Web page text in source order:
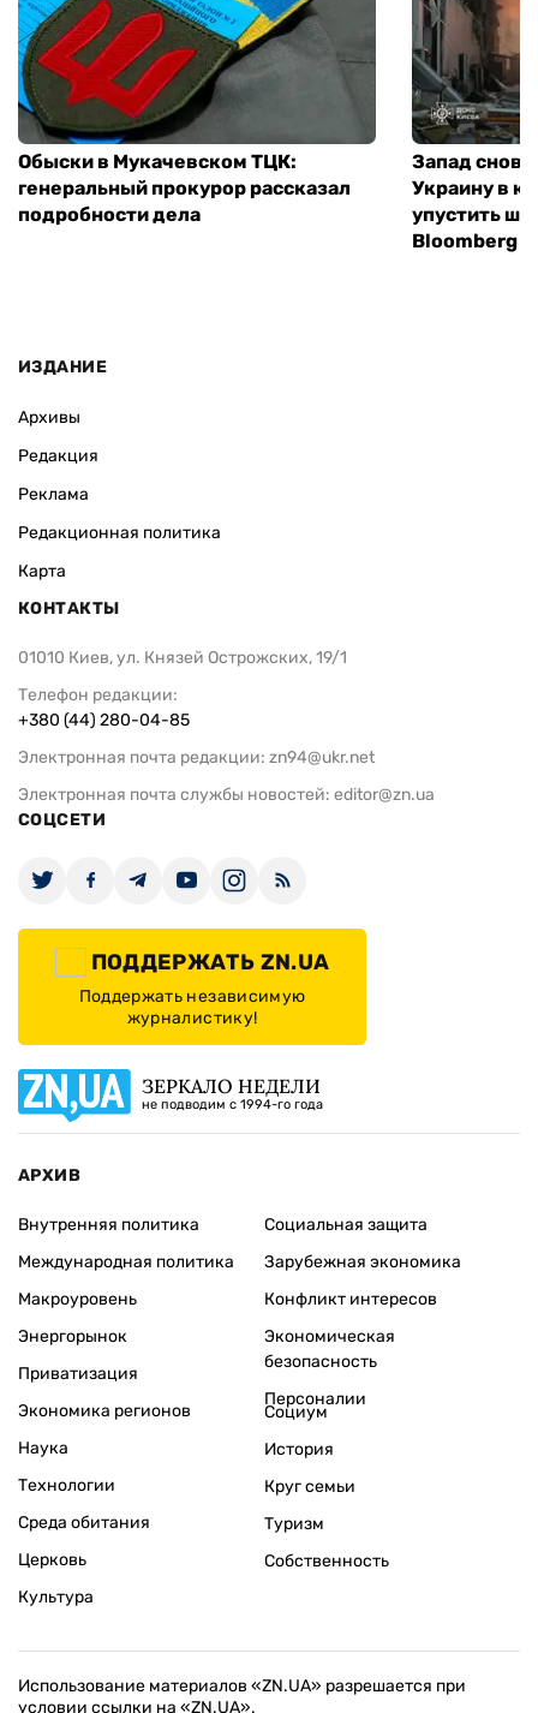
Обыски в Мукачевском ТЦК:
генеральный прокурор рассказал
подробности дела
Запад
Украину в
упустить
Bloomberg
ИЗДАНИЕ
Архивы
Редакция
Реклама
Редакционная политика
Карта
КОНТАКТЫ
01010 Киев, ул. Князей Острожских, 19/1
Телефон редакции:
+380 (44) 280-04-85
Электронная почта редакции: zn94@ukr.net
Электронная почта службы новостей: editor@zn.ua
СОЦСЕТИ
ПОДДЕРЖАТЬ ZN.UA
Поддержать независимую
журналистику!
ЗЕРКАЛО НЕДЕЛИ
не подводим с 1994-го года
АРХИВ
Внутренняя политика
Международная политика
Макроуровень
Энергорынок
Приватизация
Экономика регионов
Социальная защита
Зарубежная экономика
Конфликт интересов
Экономическая
безопасность
Персоналии
Наука
Технологии
Среда обитания
Церковь
Культура
Социум
История
Круг семьи
Туризм
Собственность
Использование материалов «ZN.UA» разрешается при
условии ссылки на «ZN.UA».